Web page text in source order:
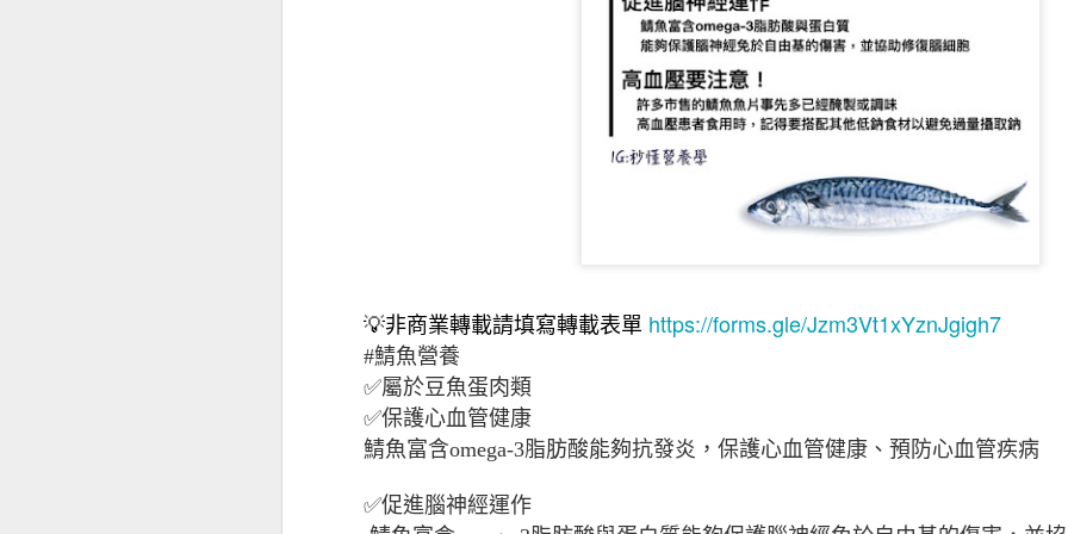
💡非商業轉載請填寫轉載表單 https://forms.gle/Jzm3Vt1xYznJgigh7
#鯖魚營養
✅屬於豆魚蛋肉類
✅保護心血管健康
鯖魚富含omega-3脂肪酸能夠抗發炎，保護心血管健康、預防心血管疾病
✅促進腦神經運作
經前憂鬱